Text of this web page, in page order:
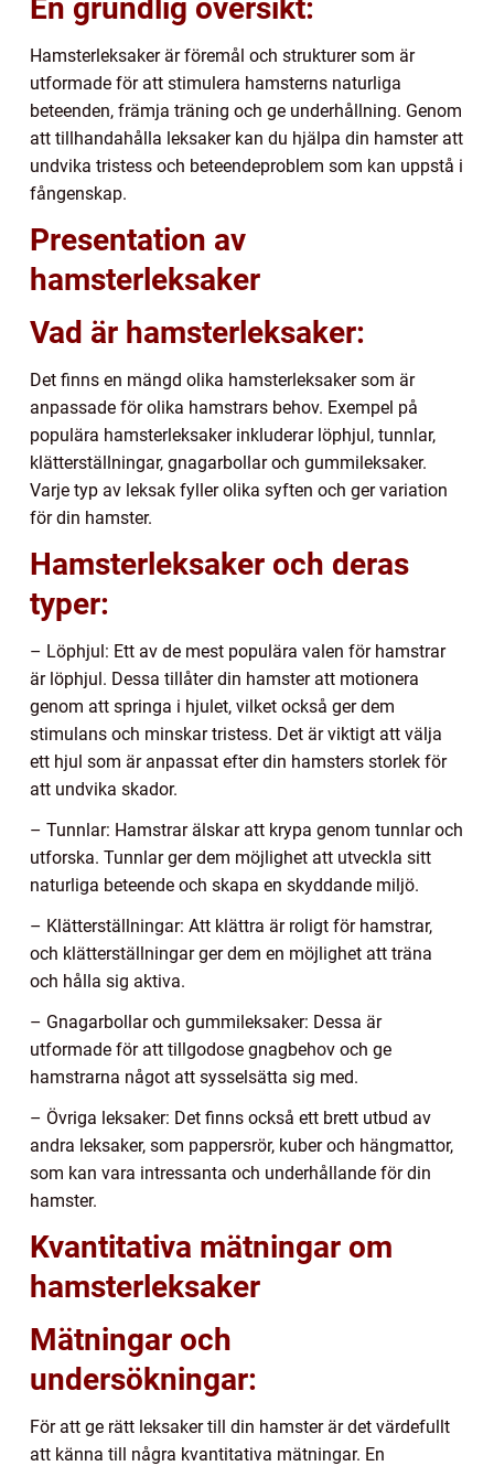
En grundlig översikt:
Hamsterleksaker är föremål och strukturer som är
utformade för att stimulera hamsterns naturliga
beteenden, främja träning och ge underhållning. Genom
att tillhandahålla leksaker kan du hjälpa din hamster att
undvika tristess och beteendeproblem som kan uppstå i
fångenskap.
Presentation av
hamsterleksaker
Vad är hamsterleksaker:
Det finns en mängd olika hamsterleksaker som är
anpassade för olika hamstrars behov. Exempel på
populära hamsterleksaker inkluderar löphjul, tunnlar,
klätterställningar, gnagarbollar och gummileksaker.
Varje typ av leksak fyller olika syften och ger variation
för din hamster.
Hamsterleksaker och deras
typer:
– Löphjul: Ett av de mest populära valen för hamstrar
är löphjul. Dessa tillåter din hamster att motionera
genom att springa i hjulet, vilket också ger dem
stimulans och minskar tristess. Det är viktigt att välja
ett hjul som är anpassat efter din hamsters storlek för
att undvika skador.
– Tunnlar: Hamstrar älskar att krypa genom tunnlar och
utforska. Tunnlar ger dem möjlighet att utveckla sitt
naturliga beteende och skapa en skyddande miljö.
– Klätterställningar: Att klättra är roligt för hamstrar,
och klätterställningar ger dem en möjlighet att träna
och hålla sig aktiva.
– Gnagarbollar och gummileksaker: Dessa är
utformade för att tillgodose gnagbehov och ge
hamstrarna något att sysselsätta sig med.
– Övriga leksaker: Det finns också ett brett utbud av
andra leksaker, som pappersrör, kuber och hängmattor,
som kan vara intressanta och underhållande för din
hamster.
Kvantitativa mätningar om
hamsterleksaker
Mätningar och
undersökningar:
För att ge rätt leksaker till din hamster är det värdefullt
att känna till några kvantitativa mätningar. En